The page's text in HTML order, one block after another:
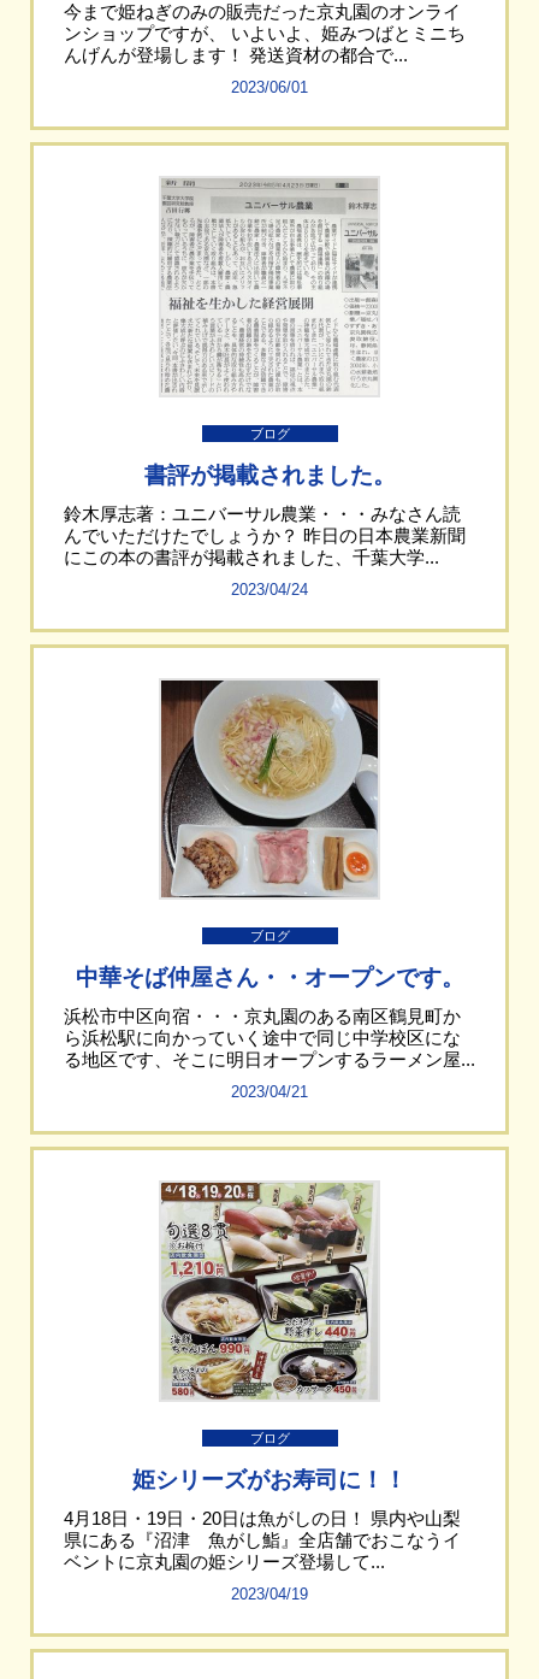
今まで姫ねぎのみの販売だった京丸園のオンライ
ンショップですが、 いよいよ、姫みつばとミニち
んげんが登場します！ 発送資材の都合で...
2023/06/01
ブログ
書評が掲載されました。
鈴木厚志著：ユニバーサル農業・・・みなさん読
んでいただけたでしょうか？ 昨日の日本農業新聞
にこの本の書評が掲載されました、千葉大学...
2023/04/24
ブログ
中華そば仲屋さん・・オープンです。
浜松市中区向宿・・・京丸園のある南区鶴見町か
ら浜松駅に向かっていく途中で同じ中学校区にな
る地区です、そこに明日オープンするラーメン屋...
2023/04/21
ブログ
姫シリーズがお寿司に！！
4月18日・19日・20日は魚がしの日！ 県内や山梨
県にある『沼津 魚がし鮨』全店舗でおこなうイ
ベントに京丸園の姫シリーズ登場して...
2023/04/19